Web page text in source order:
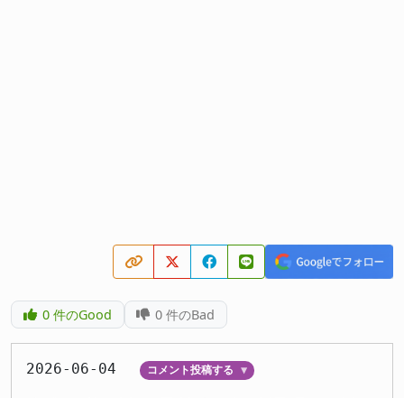
0件のGood 0 件のBad
2026-06-04 コメント投稿する ▼